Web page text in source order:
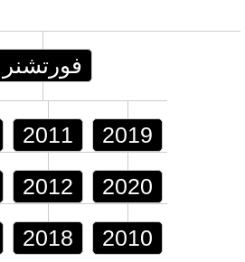
فورتشنر
2011 2019
2012 2020
2018 2010